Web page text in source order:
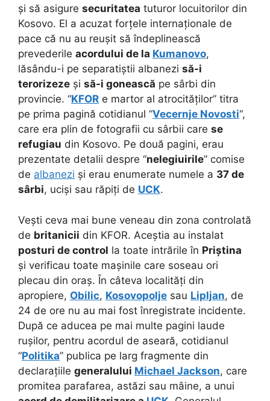
și să asigure securitatea tuturor locuitorilor din
Kosovo. El a acuzat forțele internaționale de
pace că nu au reușit să îndeplinească
prevederile acordului de la Kumanovo,
lăsându-i pe separatiștii albanezi să-i
terorizeze și să-i gonească pe sârbi din
provincie. “KFOR e martor al atrocităților” titra
pe prima pagină cotidianul “Vecernje Novosti“,
care era plin de fotografii cu sârbii care se
refugiau din Kosovo. Pe două pagini, erau
prezentate detalii despre “nelegiuirile” comise
de albanezi și erau enumerate numele a 37 de
sârbi, uciși sau răpiți de UCK.
Vești ceva mai bune veneau din zona controlată
de britanicii din KFOR. Aceștia au instalat
posturi de control la toate intrările în Priștina
și verificau toate mașinile care soseau ori
plecau din oraș. În câteva localități din
apropiere, Obilic, Kosovopolje sau Lipljan, de
24 de ore nu au mai fost înregistrate incidente.
După ce aducea pe mai multe pagini laude
rușilor, pentru acordul de aseară, cotidianul
“Politika” publica pe larg fragmente din
declarațiile generalului Michael Jackson, care
promitea parafarea, astăzi sau mâine, a unui